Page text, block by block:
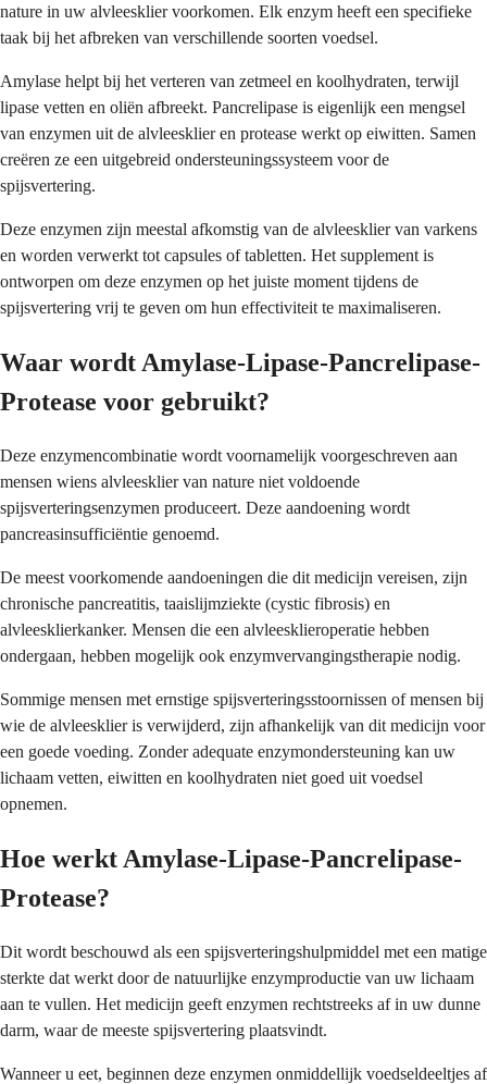
nature in uw alvleesklier voorkomen. Elk enzym heeft een specifieke
taak bij het afbreken van verschillende soorten voedsel.
Amylase helpt bij het verteren van zetmeel en koolhydraten, terwijl
lipase vetten en oliën afbreekt. Pancrelipase is eigenlijk een mengsel
van enzymen uit de alvleesklier en protease werkt op eiwitten. Samen
creëren ze een uitgebreid ondersteuningssysteem voor de
spijsvertering.
Deze enzymen zijn meestal afkomstig van de alvleesklier van varkens
en worden verwerkt tot capsules of tabletten. Het supplement is
ontworpen om deze enzymen op het juiste moment tijdens de
spijsvertering vrij te geven om hun effectiviteit te maximaliseren.
Waar wordt Amylase-Lipase-Pancrelipase-
Protease voor gebruikt?
Deze enzymencombinatie wordt voornamelijk voorgeschreven aan
mensen wiens alvleesklier van nature niet voldoende
spijsverteringsenzymen produceert. Deze aandoening wordt
pancreasinsufficiëntie genoemd.
De meest voorkomende aandoeningen die dit medicijn vereisen, zijn
chronische pancreatitis, taaislijmziekte (cystic fibrosis) en
alvleesklierkanker. Mensen die een alvleesklieroperatie hebben
ondergaan, hebben mogelijk ook enzymvervangingstherapie nodig.
Sommige mensen met ernstige spijsverteringsstoornissen of mensen bij
wie de alvleesklier is verwijderd, zijn afhankelijk van dit medicijn voor
een goede voeding. Zonder adequate enzymondersteuning kan uw
lichaam vetten, eiwitten en koolhydraten niet goed uit voedsel
opnemen.
Hoe werkt Amylase-Lipase-Pancrelipase-
Protease?
Dit wordt beschouwd als een spijsverteringshulpmiddel met een matige
sterkte dat werkt door de natuurlijke enzymproductie van uw lichaam
aan te vullen. Het medicijn geeft enzymen rechtstreeks af in uw dunne
darm, waar de meeste spijsvertering plaatsvindt.
Wanneer u eet, beginnen deze enzymen onmiddellijk voedseldeeltjes af